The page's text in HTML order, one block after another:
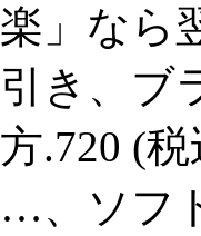
楽」なら
引き、ブ
方.720 (
…、ソフ